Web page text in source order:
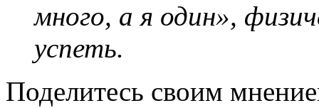
много, а я один»,
успеть.
Поделитесь своим